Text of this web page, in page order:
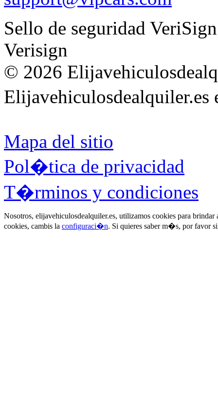
Sello de seguridad VeriSign
Verisign
© 2026
Mapa del sitio
Pol�tica de privacidad
T�rminos y condiciones
Nosotros, elijavehiculosdealquiler.es, utilizamos cookies para brindar
cookies, cambis la configuraci�n. Si quieres saber m�s, por favor